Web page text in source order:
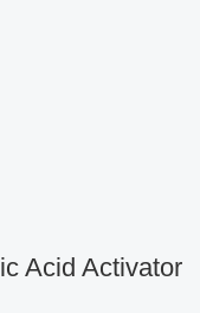
Acid Activator